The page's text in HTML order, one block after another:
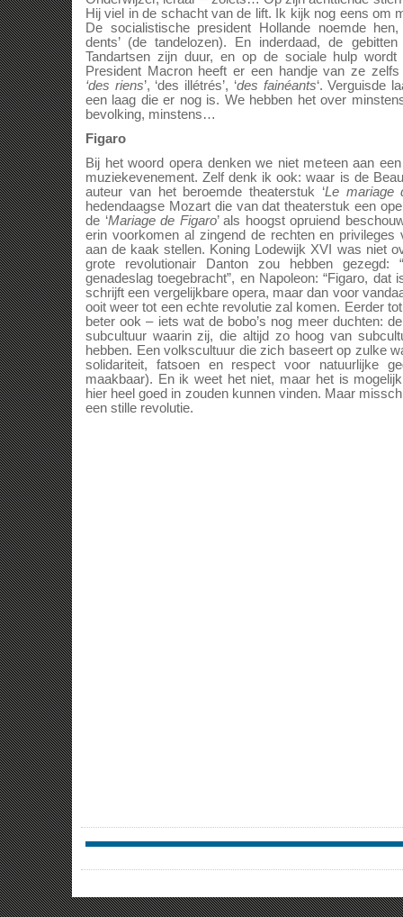
Hij viel in de schacht van de lift. Ik kijk nog eens om
De socialistische president Hollande noemde
dents’ (de tandelozen). En inderdaad, de
Tandartsen zijn duur, en op de sociale hulp
President Macron heeft er een handje van ze
‘des riens’, ‘des illétrés’, ‘des fainéants‘. Verguisde
een laag die er nog is. We hebben het over
bevolking, minstens…
Figaro
Bij het woord opera denken we niet meteen aan
muziekevenement. Zelf denk ik ook: waar is de
auteur van het beroemde theaterstuk ‘Le mariage
hedendaagse Mozart die van dat theaterstuk een
de ‘Mariage de Figaro’ als hoogst opruiend
erin voorkomen al zingend de rechten en privileges
aan de kaak stellen. Koning Lodewijk XVI was niet
grote revolutionair Danton zou hebben gezegd:
genadeslag toegebracht”, en Napoleon: “Figaro, dat
schrijft een vergelijkbare opera, maar dan voor
ooit weer tot een echte revolutie zal komen. Eerder
beter ook – iets wat de bobo’s nog meer duchten:
subcultuur waarin zij, die altijd zo hoog van
hebben. Een volkscultuur die zich baseert op zulke
solidariteit, fatsoen en respect voor natuurlijke
maakbaar). En ik weet het niet, maar het is
hier heel goed in zouden kunnen vinden. Maar
een stille revolutie.